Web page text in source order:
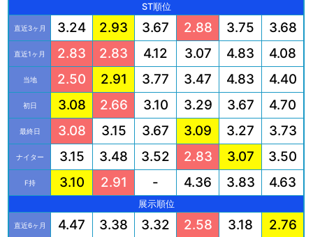
ST順位
直近3ヶ月 3.24 2.93 3.67 2.88 3.75 3.68
直近1ヶ月 2.83 2.83 4.12 3.07 4.83 4.08
当地 2.50 2.91 3.77 3.47 4.83 4.40
初日 3.08 2.66 3.10 3.29 3.67 4.70
最終日 3.08 3.15 3.67 3.09 3.27 3.73
ナイター 3.15 3.48 3.52 2.83 3.07 3.50
F持 3.10 2.91 - 4.36 3.83 4.63
展示順位
直近6ヶ月 4.47 3.38 3.32 2.58 3.18 2.76